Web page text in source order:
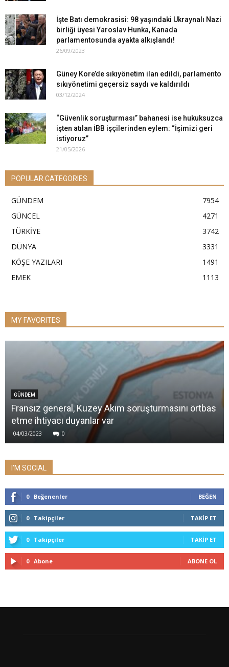
İşte Batı demokrasisi: 98 yaşındaki Ukraynalı Nazi
birliği üyesi Yaroslav Hunka, Kanada
parlamentosunda ayakta alkışlandı!
26/09/2023
Güney Kore’de sıkıyönetim ilan edildi, parlamento
sıkıyönetimi geçersiz saydı ve kaldırıldı
03/12/2024
“Güvenlik soruşturması” bahanesi ise hukuksuzca
işten atılan İBB işçilerinden eylem: “İşimizi geri
istiyoruz”
21/05/2026
POPULAR CATEGORIES
GÜNDEM
7954
GÜNCEL
4271
TÜRKİYE
3742
DÜNYA
3331
KÖŞE YAZILARI
1491
EMEK
1113
MY FAVORITES
GÜNDEM
Fransız general, Kuzey Akım soruşturmasını örtbas
etme ihtiyacı duyanlar var
04/03/2023 0
I'M SOCIAL
0 Beğenenler BEĞEN
0 Takipçiler TAKIP ET
0 Takipçiler TAKIP ET
0 Abone ABONE OL